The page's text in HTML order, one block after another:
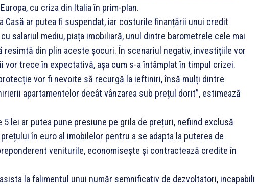
cu criza din Italia în prim-plan.
Casă ar putea fi suspendat, iar costurile finanțării unui credit
salariul mediu, piața imobiliară, unul dintre barometrele cele mai
resimtă din plin aceste șocuri. În scenariul negativ, investițiile vor
vor trece în expectativă, așa cum s-a întâmplat în timpul crizei.
vor fi nevoite să recurgă la ieftiniri, însă mulți dintre
apartamentelor decât vânzarea sub prețul dorit”, estimează
lei ar putea pune presiune pe grila de prețuri, nefiind exclusă
în euro al imobilelor pentru a se adapta la puterea de
veniturile, economisește și contractează credite în
la falimentul unui număr semnificativ de dezvoltatori, incapabili